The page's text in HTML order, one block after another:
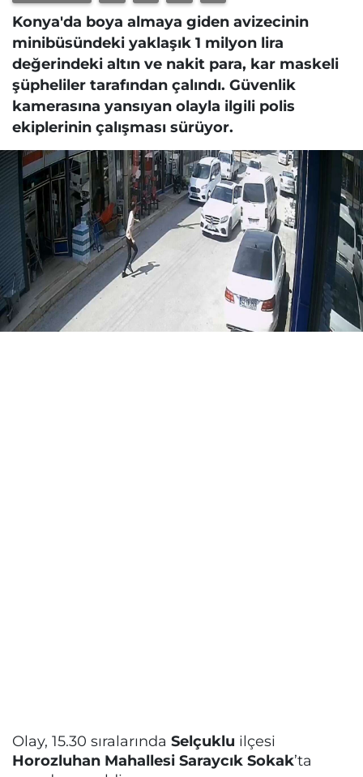
Konya'da boya almaya giden avizecinin
minibüsündeki yaklaşık 1 milyon lira
değerindeki altın ve nakit para, kar maskeli
şüpheliler tarafından çalındı. Güvenlik
kamerasına yansıyan olayla ilgili polis
ekiplerinin çalışması sürüyor.
Olay, 15.30 sıralarında Selçuklu ilçesi
Horozluhan Mahallesi Saraycık Sokak’ta